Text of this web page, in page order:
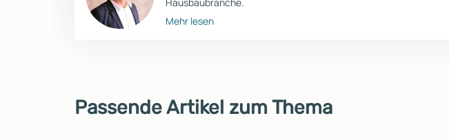
Mehr lesen
Passende Artikel zum Thema